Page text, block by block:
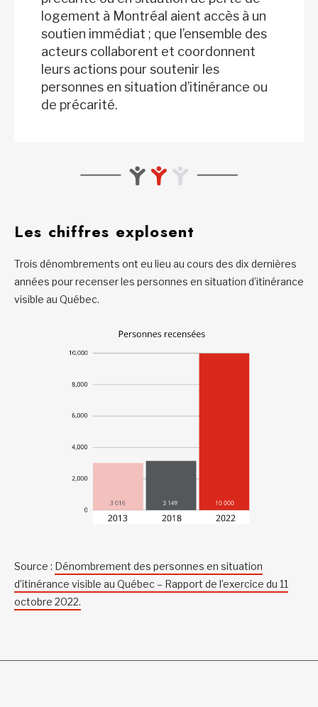
logement à Montréal aient accès à un
soutien immédiat ; que l’ensemble des
acteurs collaborent et coordonnent
leurs actions pour soutenir les
personnes en situation d’itinérance ou
de précarité.
Les chiffres explosent
Trois dénombrements ont eu lieu au cours des dix dernières
années pour recenser les personnes en situation d’itinérance
visible au Québec.
Source : Dénombrement des personnes en situation
d’itinérance visible au Québec – Rapport de l’exercice du 11
octobre 2022.